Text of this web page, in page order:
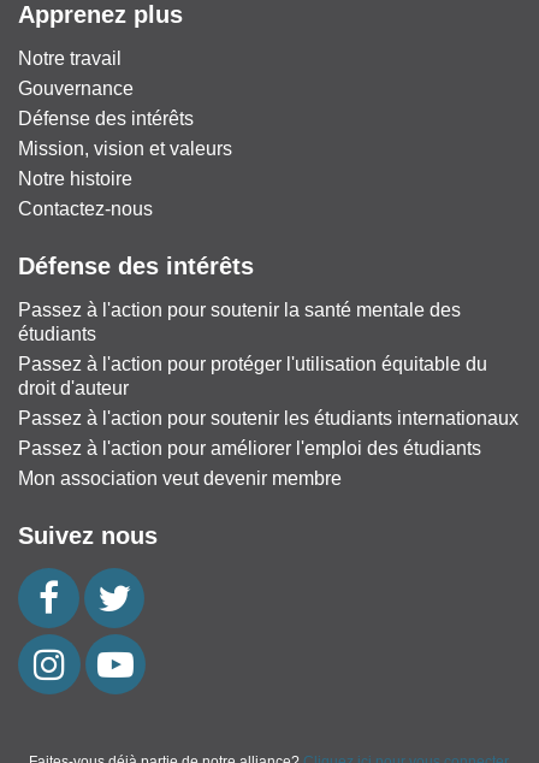
Apprenez plus
Notre travail
Gouvernance
Défense des intérêts
Mission, vision et valeurs
Notre histoire
Contactez-nous
Défense des intérêts
Passez à l'action pour soutenir la santé mentale des
étudiants
Passez à l'action pour protéger l'utilisation équitable du
droit d'auteur
Passez à l'action pour soutenir les étudiants internationaux
Passez à l'action pour améliorer l'emploi des étudiants
Mon association veut devenir membre
Suivez nous